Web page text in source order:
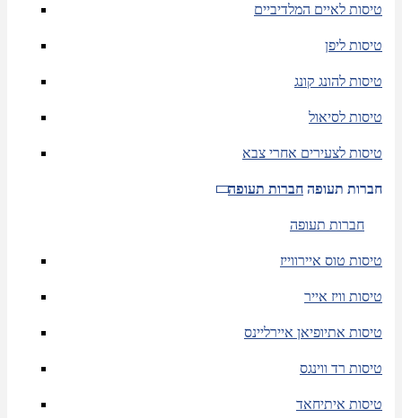
טיסות לאיים המלדיביים
טיסות ליפן
טיסות להונג קונג
טיסות לסיאול
טיסות לצעירים אחרי צבא
חברות תעופה חברות תעופה
חברות תעופה
טיסות טוס איירווייז
טיסות וויז אייר
טיסות אתיופיאן איירליינס
טיסות רד ווינגס
טיסות איתיחאד